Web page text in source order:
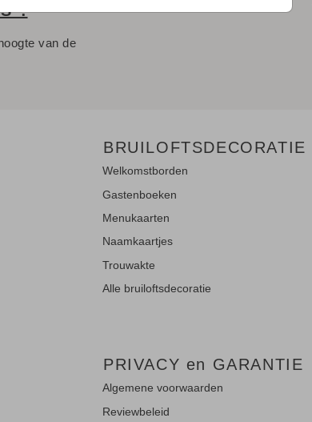
van de
BRUILOFTSDECORATIE
Welkomstborden
Gastenboeken
Menukaarten
Naamkaartjes
Trouwakte
Alle bruiloftsdecoratie
PRIVACY en GARANTIE
Algemene voorwaarden
Reviewbeleid